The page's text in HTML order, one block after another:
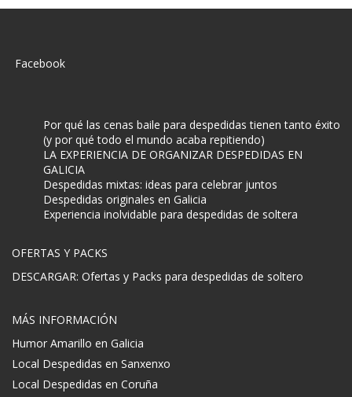
Facebook
Por qué las cenas baile para despedidas tienen tanto éxito
(y por qué todo el mundo acaba repitiendo)
LA EXPERIENCIA DE ORGANIZAR DESPEDIDAS EN
GALICIA
Despedidas mixtas: ideas para celebrar juntos
Despedidas originales en Galicia
Experiencia inolvidable para despedidas de soltera
OFERTAS Y PACKS
DESCARGAR: Ofertas y Packs para despedidas de soltero
MÁS INFORMACIÓN
Humor Amarillo en Galicia
Local Despedidas en Sanxenxo
Local Despedidas en Coruña